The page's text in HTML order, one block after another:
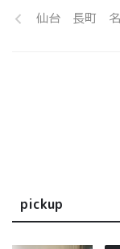
仙台 長町
pickup